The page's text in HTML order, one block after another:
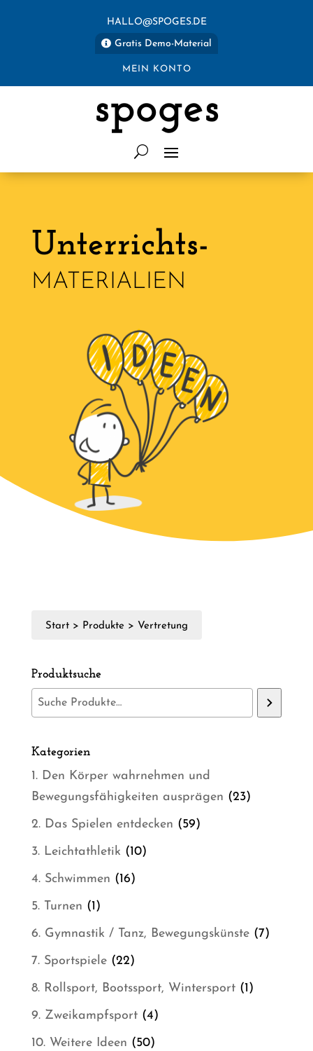
HALLO@SPOGES.DE
Gratis Demo-Material
MEIN KONTO
spoges
Unterrichts-
MATERIALIEN
Start> Produkte > Vertretung
Produktsuche
Kategorien
1. Den Körper wahrnehmen und
Bewegungsfähigkeiten ausprägen
2323
2. Das Spielen entdecken 5959
3. Leichtathletik 1010
4. Schwimmen 1616
5. Turnen 11
Produkt
6. Gymnastik / Tanz, Bewegungskünste 77
7. Sportspiele 2222
Produkte
8. Rollsport, Bootssport, Wintersport 11
9. Zweikampfsport 44
Produkte
10. Weitere Ideen 5050